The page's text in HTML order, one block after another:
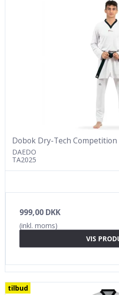
Dobok Dry-Tech
DAEDO
TA2025
999,00 DKK
(inkl. moms)
VIS
tilbud